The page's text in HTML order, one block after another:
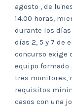
agosto , de
14.00 horas,
durante los días
días 2, 5 y 7 de
concurso exige
equipo
tres monitores,
requisitos
casos con una